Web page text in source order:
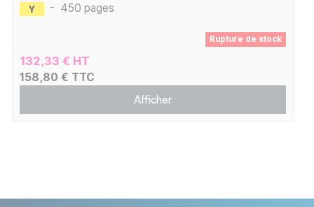
- 450 pages
Rupture de stock
132,33 € HT
158,80 € TTC
Afficher